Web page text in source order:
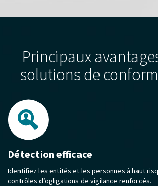
Principaux
solutions de
Détection efficace
Identifiez les entités et les personnes à haut
contrôles d’ogligations de vigilance renforcés.